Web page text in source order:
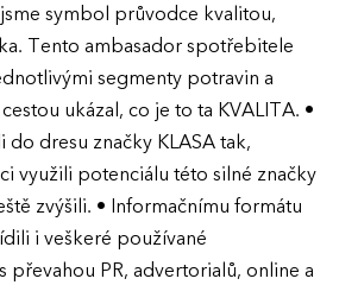
symbol průvodce kvalitou,
Tento ambasador spotřebitele
segmenty potravin a
ukázal, co je to ta KVALITA. •
do dresu značky KLASA tak,
využili potenciálu této silné značky
zvýšili. • Informačnímu formátu
i veškeré používané
převahou PR, advertorialů, online a